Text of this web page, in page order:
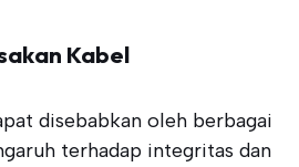
Kabel
disebabkan oleh berbagai
terhadap integritas dan